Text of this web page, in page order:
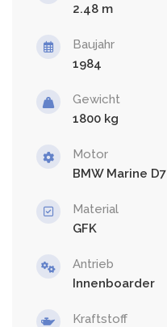
2.48
Baujahr
1984
Gewicht
1800
Motor
BMW Marine D7
Material
GFK
Antrieb
Innenboarder
Kraftstoff